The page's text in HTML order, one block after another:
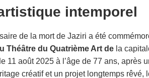
intemporel
de la mort de Jaziri a été
Théâtre du Quatrième Art dela
11 août 2025 à l’âge de 77 ans,
créatif et un projet longtemps rêvé,